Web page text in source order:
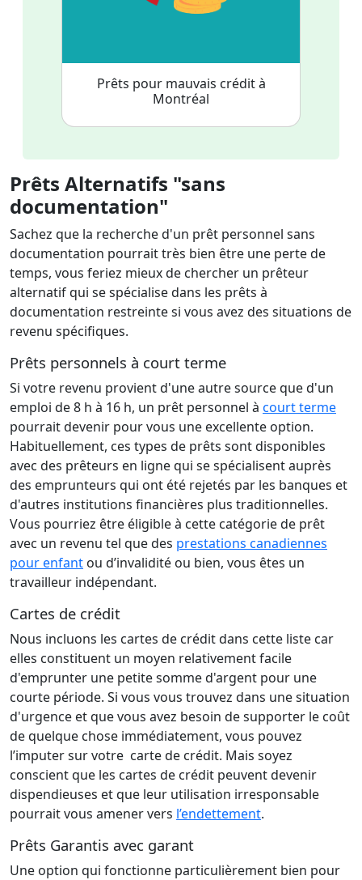
Prêts pour mauvais crédit à
Montréal
Prêts Alternatifs "sans
documentation"
Sachez que la recherche d'un prêt personnel sans
documentation pourrait très bien être une perte de
temps, vous feriez mieux de chercher un prêteur
alternatif qui se spécialise dans les prêts à
documentation restreinte si vous avez des situations de
revenu spécifiques.
Prêts personnels à court terme
Si votre revenu provient d'une autre source que d'un
emploi de 8 h à 16 h, un prêt personnel à court terme
pourrait devenir pour vous une excellente option.
Habituellement, ces types de prêts sont disponibles
avec des prêteurs en ligne qui se spécialisent auprès
des emprunteurs qui ont été rejetés par les banques et
d'autres institutions financières plus traditionnelles.
Vous pourriez être éligible à cette catégorie de prêt
avec un revenu tel que des prestations canadiennes
pour enfant ou d’invalidité ou bien, vous êtes un
travailleur indépendant.
Cartes de crédit
Nous incluons les cartes de crédit dans cette liste car
elles constituent un moyen relativement facile
d'emprunter une petite somme d'argent pour une
courte période. Si vous vous trouvez dans une situation
d'urgence et que vous avez besoin de supporter le coût
de quelque chose immédiatement, vous pouvez
l’imputer sur votre carte de crédit. Mais soyez
conscient que les cartes de crédit peuvent devenir
dispendieuses et que leur utilisation irresponsable
pourrait vous amener vers l’endettement.
Prêts Garantis avec garant
Une option qui fonctionne particulièrement bien pour